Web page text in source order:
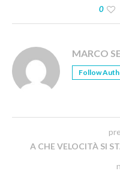
0
MARCO
Follow
A CHE VELOCITÀ SI